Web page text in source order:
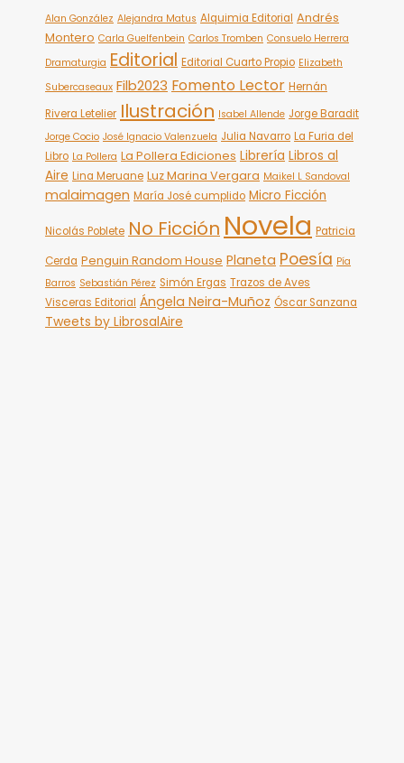
Alan González Alejandra Matus Alquimia Editorial Andrés
Montero Carla Guelfenbein Carlos Tromben Consuelo Herrera
Dramaturgia Editorial Editorial Cuarto Propio Elizabeth
Subercaseaux Filb2023 Fomento Lector Hernán
Rivera Letelier Ilustración Isabel Allende Jorge Baradit
Jorge Cocio José Ignacio Valenzuela Julia Navarro La Furia del
Libro La Pollera La Pollera Ediciones Librería Libros al
Aire Lina Meruane Luz Marina Vergara Maikel L Sandoval
malaimagen María José cumplido Micro Ficción
Nicolás Poblete No Ficción Novela Patricia
Cerda Penguin Random House Planeta Poesía Pía
Barros Sebastián Pérez Simón Ergas Trazos de Aves
Visceras Editorial Ángela Neira-Muñoz Óscar Sanzana
Tweets by LibrosalAire